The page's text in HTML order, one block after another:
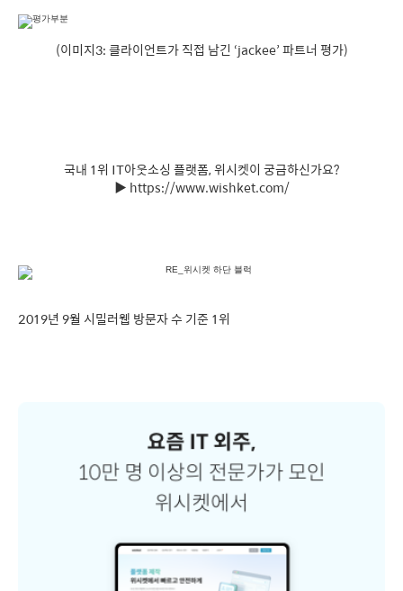
(이미지3: 클라이언트가 직접 남긴 ‘jackee’ 파트너 평가)
국내 1위 IT아웃소싱 플랫폼, 위시켓이 궁금하신가요?
▶ https://www.wishket.com/
2019년 9월 시밀러웹 방문자 수 기준 1위